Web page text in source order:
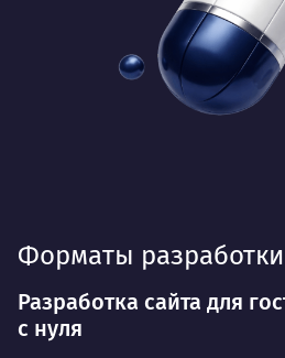
Форматы разработки
Разработка сайта для
с нуля